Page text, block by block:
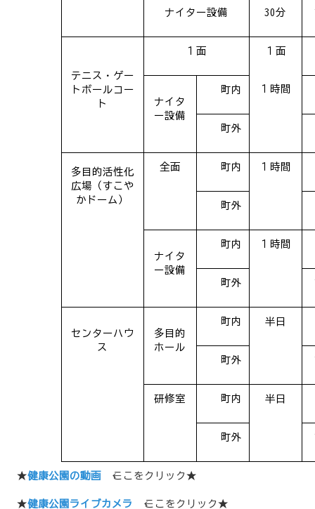
ナイター設備 30分
テニス・ゲー
トボールコー
ト
１面 １面
ナイタ
ー設備
町内 １時間
町外
多目的活性化
広場（すこや
かドーム）
全面 町内 １時間
町外
ナイタ
ー設備
町内 １時間
町外
センターハウ
ス
多目的
ホール
町内 半日
町外
研修室 町内 半日
町外
★健康公園の動画 ←ここをクリック★
★健康公園ライブカメラ ←ここをクリック★